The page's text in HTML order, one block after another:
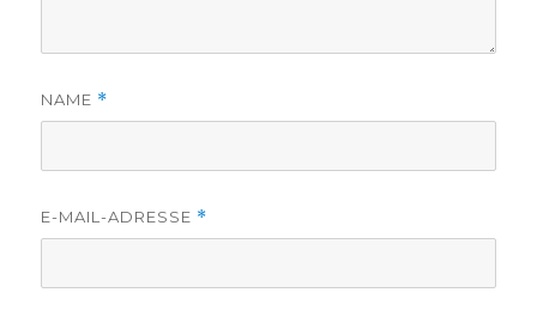
NAME *
E-MAIL-ADRESSE *